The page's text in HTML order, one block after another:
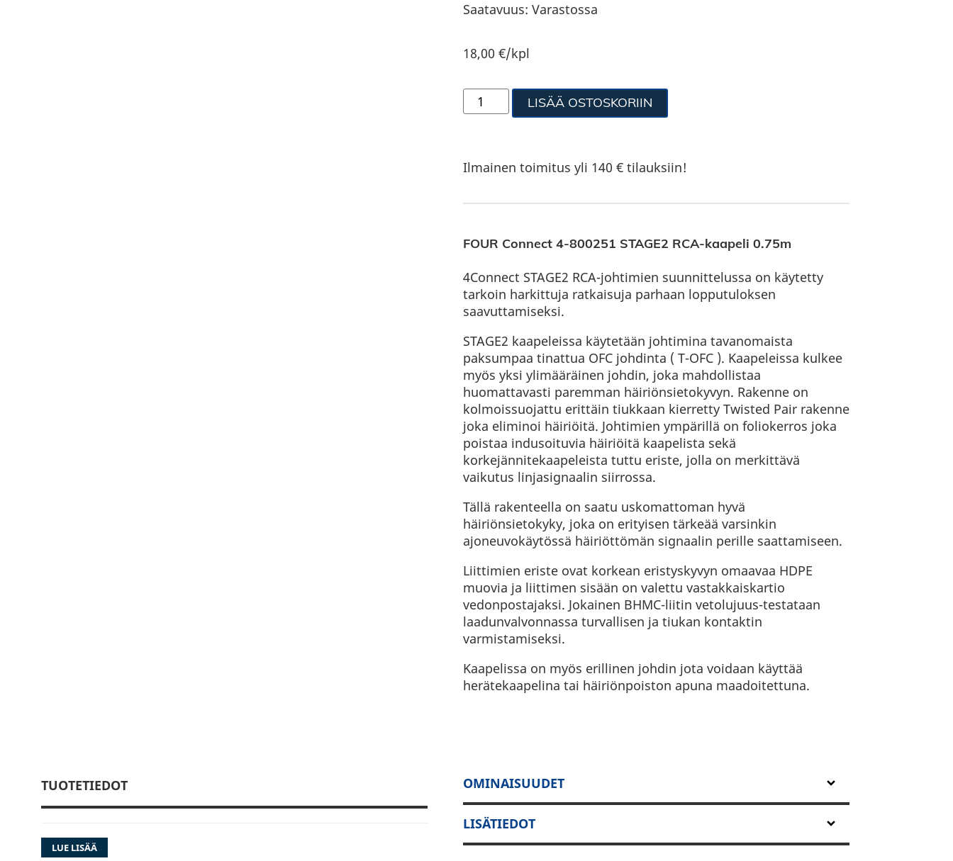
Saatavuus: Varastossa
18,00 €/kpl
LISÄÄ OSTOSKORIIN
Ilmainen toimitus yli 140 € tilauksiin!
FOUR Connect 4-800251 STAGE2 RCA-kaapeli 0.75m
4Connect STAGE2 RCA-johtimien suunnittelussa on käytetty
tarkoin harkittuja ratkaisuja parhaan lopputuloksen
saavuttamiseksi.
STAGE2 kaapeleissa käytetään johtimina tavanomaista
paksumpaa tinattua OFC johdinta ( T-OFC ). Kaapeleissa kulkee
myös yksi ylimääräinen johdin, joka mahdollistaa
huomattavasti paremman häiriönsietokyvyn. Rakenne on
kolmoissuojattu erittäin tiukkaan kierretty Twisted Pair rakenne
joka eliminoi häiriöitä. Johtimien ympärillä on foliokerros joka
poistaa indusoituvia häiriöitä kaapelista sekä
korkejännitekaapeleista tuttu eriste, jolla on merkittävä
vaikutus linjasignaalin siirrossa.
Tällä rakenteella on saatu uskomattoman hyvä
häiriönsietokyky, joka on erityisen tärkeää varsinkin
ajoneuvokäytössä häiriöttömän signaalin perille saattamiseen.
Liittimien eriste ovat korkean eristyskyvyn omaavaa HDPE
muovia ja liittimen sisään on valettu vastakkaiskartio
vedonpostajaksi. Jokainen BHMC-liitin vetolujuus-testataan
laadunvalvonnassa turvallisen ja tiukan kontaktin
varmistamiseksi.
Kaapelissa on myös erillinen johdin jota voidaan käyttää
herätekaapelina tai häiriönpoiston apuna maadoitettuna.
TUOTETIEDOT
LUE LISÄÄ
OMINAISUUDET
LISÄTIEDOT